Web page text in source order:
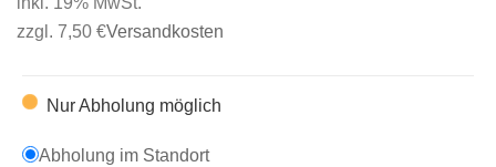
zzgl. 7,50 €Versandkosten
Nur Abholung möglich
Abholung im Standort